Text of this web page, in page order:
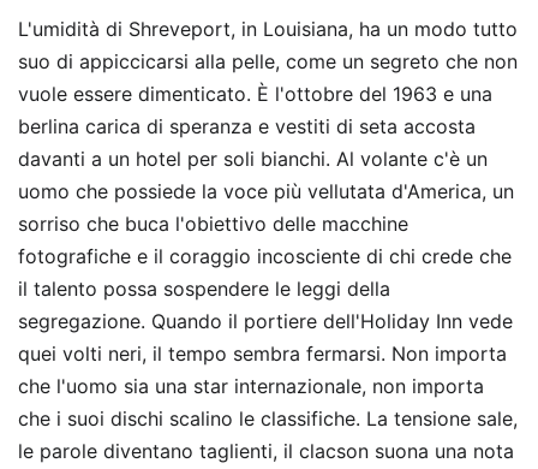
L'umidità di Shreveport, in Louisiana, ha un modo tutto
suo di appiccicarsi alla pelle, come un segreto che non
vuole essere dimenticato. È l'ottobre del 1963 e una
berlina carica di speranza e vestiti di seta accosta
davanti a un hotel per soli bianchi. Al volante c'è un
uomo che possiede la voce più vellutata d'America, un
sorriso che buca l'obiettivo delle macchine
fotografiche e il coraggio incosciente di chi crede che
il talento possa sospendere le leggi della
segregazione. Quando il portiere dell'Holiday Inn vede
quei volti neri, il tempo sembra fermarsi. Non importa
che l'uomo sia una star internazionale, non importa
che i suoi dischi scalino le classifiche. La tensione sale,
le parole diventano taglienti, il clacson suona una nota